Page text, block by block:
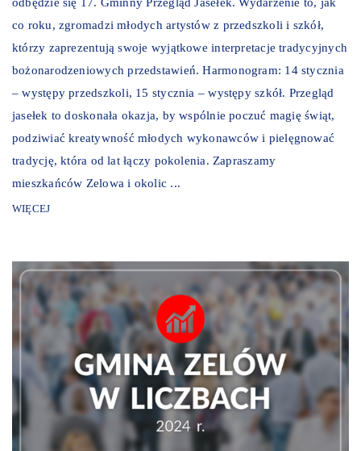
co roku, zgromadzi młodych artystów z przedszkoli i szkół,
którzy zaprezentują swoje wyjątkowe interpretacje tradycyjnych
bożonarodzeniowych przedstawień. Harmonogram: 14 stycznia
– występy przedszkoli, 15 stycznia – występy szkół. Przegląd
jasełek to doskonała okazja, by wspólnie poczuć magię świąt,
podziwiać kreatywność młodych wykonawców i pielęgnować
tradycję, która od lat łączy pokolenia. Zapraszamy
mieszkańców Zelowa i okolic ...
WIĘCEJ